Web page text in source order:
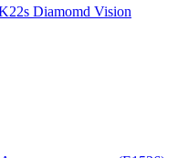
Diamomd Vision